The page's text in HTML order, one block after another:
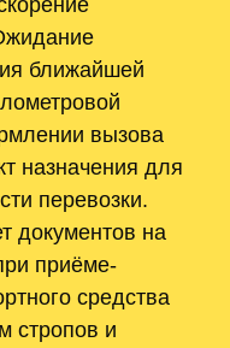
ближайшей
вызова
назначения для
перевозки.
документов на
приёме-
средства
стропов и